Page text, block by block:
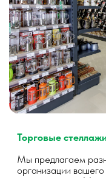
Стеллаж с верхним
функциональное решение для
демонстрации товаров на
последней полке стеллажа
для хранения запаса товара,
удобный доступ к
- Преимущества:
- Оптимизация пространства
вертикального хранения.
- Верхний ящик позволяет
упрощает процесс пополнения
- Удобный доступ к товару, что
покупателей и способствует